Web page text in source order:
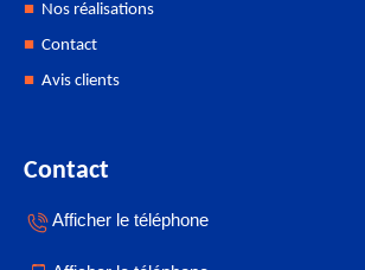
Nos réalisations
Contact
Avis clients
Contact
Afficher le téléphone